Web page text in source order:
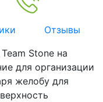
Отзывы
Stone на
для организации
желобу для